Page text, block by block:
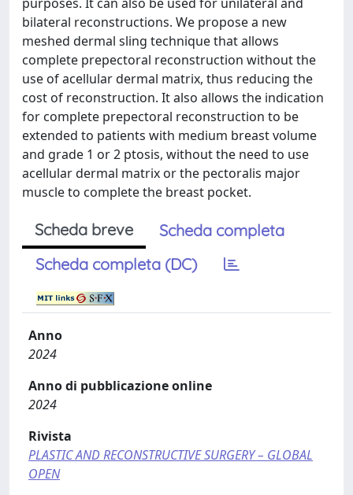
bilateral reconstructions. We propose a new
meshed dermal sling technique that allows
complete prepectoral reconstruction without the
use of acellular dermal matrix, thus reducing the
cost of reconstruction. It also allows the indication
for complete prepectoral reconstruction to be
extended to patients with medium breast volume
and grade 1 or 2 ptosis, without the need to use
acellular dermal matrix or the pectoralis major
muscle to complete the breast pocket.
Scheda breve
Scheda completa
Scheda completa (DC)
Anno
2024
Anno di pubblicazione online
2024
Rivista
PLASTIC AND RECONSTRUCTIVE SURGERY – GLOBAL
OPEN